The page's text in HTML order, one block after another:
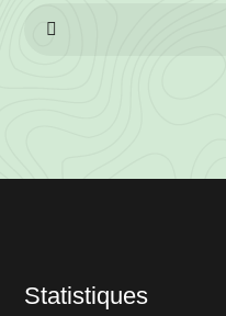
Statistiques